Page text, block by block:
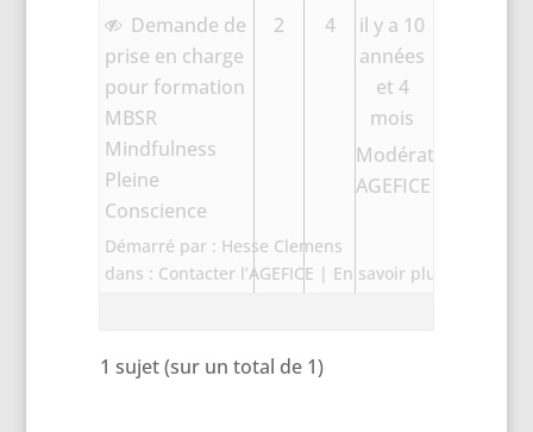
Demande de
prise en charge
pour formation
MBSR
Mindfulness
Pleine
Conscience
Démarré par : Hesse Clemens
dans : Contacter l’AGEFICE | En savoir plus sur les
2 4
il y a 10
années
et 4
mois
Modération
AGEFICE
1 sujet (sur un total de 1)